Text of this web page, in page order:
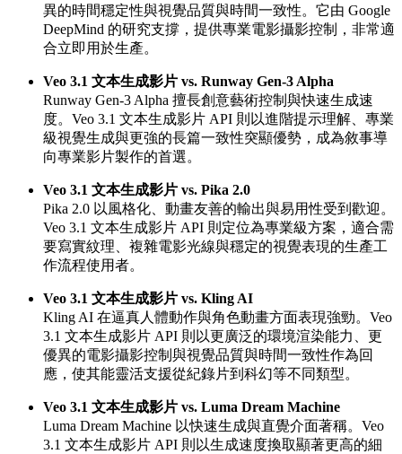
異的時間穩定性與視覺品質與時間一致性。它由 Google
DeepMind 的研究支撐，提供專業電影攝影控制，非常適
合立即用於生產。
Veo 3.1 文本生成影片 vs. Runway Gen-3 Alpha
Runway Gen-3 Alpha 擅長創意藝術控制與快速生成速
度。Veo 3.1 文本生成影片 API 則以進階提示理解、專業
級視覺生成與更強的長篇一致性突顯優勢，成為敘事導
向專業影片製作的首選。
Veo 3.1 文本生成影片 vs. Pika 2.0
Pika 2.0 以風格化、動畫友善的輸出與易用性受到歡迎。
Veo 3.1 文本生成影片 API 則定位為專業級方案，適合需
要寫實紋理、複雜電影光線與穩定的視覺表現的生產工
作流程使用者。
Veo 3.1 文本生成影片 vs. Kling AI
Kling AI 在逼真人體動作與角色動畫方面表現強勁。Veo
3.1 文本生成影片 API 則以更廣泛的環境渲染能力、更
優異的電影攝影控制與視覺品質與時間一致性作為回
應，使其能靈活支援從紀錄片到科幻等不同類型。
Veo 3.1 文本生成影片 vs. Luma Dream Machine
Luma Dream Machine 以快速生成與直覺介面著稱。Veo
3.1 文本生成影片 API 則以生成速度換取顯著更高的細